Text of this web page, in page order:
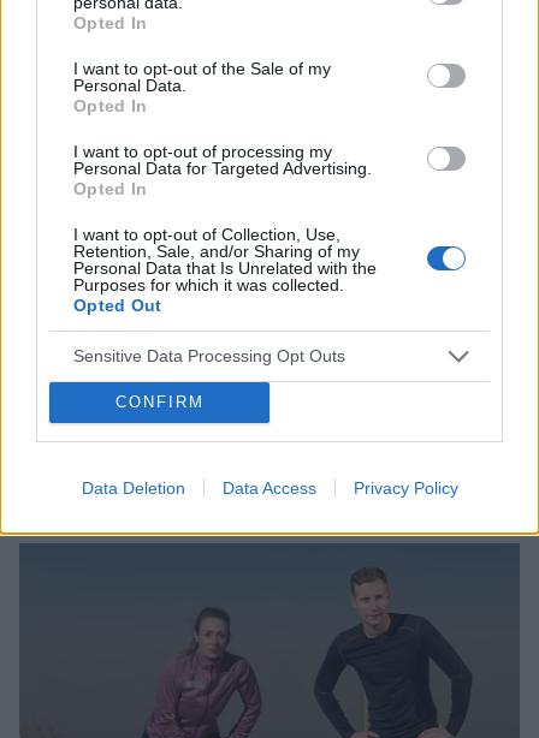
Opted In
I want to opt-out of the Sale of my
Personal Data.
Opted In
I want to opt-out of processing my
Personal Data for Targeted Advertising.
Opted In
I want to opt-out of Collection, Use,
Retention, Sale, and/or Sharing of my
Personal Data that Is Unrelated with the
Purposes for which it was collected.
Opted Out
Sensitive Data Processing Opt Outs
CONFIRM
Data Deletion Data Access Privacy Policy
INNE TEMATY
Wyprawy w góry nie dla każdego. Kto powinien
zrezygnować z górskich wycieczek?
Na zdobywanie tatrzańskich szczytów wielu wędrowców
wybiera właśnie jesień. To czas, kiedy szlaki pustoszeją, a
dobrze w górskich...